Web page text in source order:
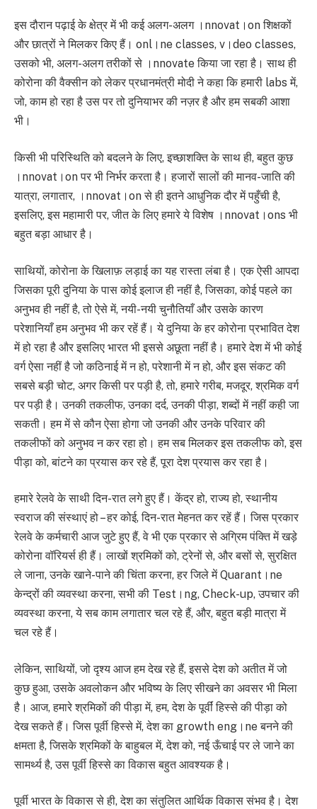
इस दौरान पढ़ाई के क्षेत्र में भी कई अलग-अलग ।nnovat।on शिक्षकों
और छात्रों ने मिलकर किए हैं। onl।ne classes, v।deo classes,
उसको भी, अलग-अलग तरीकों से ।nnovate किया जा रहा है। साथ ही
कोरोना की वैक्सीन को लेकर प्रधानमंत्री मोदी ने कहा कि हमारी labs में,
जो, काम हो रहा है उस पर तो दुनियाभर की नज़र है और हम सबकी आशा
भी।
किसी भी परिस्थिति को बदलने के लिए, इच्छाशक्ति के साथ ही, बहुत कुछ
।nnovat।on पर भी निर्भर करता है। हजारों सालों की मानव-जाति की
यात्रा, लगातार, ।nnovat।on से ही इतने आधुनिक दौर में पहुँची है,
इसलिए, इस महामारी पर, जीत के लिए हमारे ये विशेष ।nnovat।ons भी
बहुत बड़ा आधार है।
साथियों, कोरोना के खिलाफ़ लड़ाई का यह रास्ता लंबा है। एक ऐसी आपदा
जिसका पूरी दुनिया के पास कोई इलाज ही नहीं है, जिसका, कोई पहले का
अनुभव ही नहीं है, तो ऐसे में, नयी-नयी चुनौतियाँ और उसके कारण
परेशानियाँ हम अनुभव भी कर रहें हैं। ये दुनिया के हर कोरोना प्रभावित देश
में हो रहा है और इसलिए भारत भी इससे अछूता नहीं है। हमारे देश में भी कोई
वर्ग ऐसा नहीं है जो कठिनाई में न हो, परेशानी में न हो, और इस संकट की
सबसे बड़ी चोट, अगर किसी पर पड़ी है, तो, हमारे गरीब, मजदूर, श्रमिक वर्ग
पर पड़ी है। उनकी तकलीफ, उनका दर्द, उनकी पीड़ा, शब्दों में नहीं कही जा
सकती। हम में से कौन ऐसा होगा जो उनकी और उनके परिवार की
तकलीफों को अनुभव न कर रहा हो। हम सब मिलकर इस तकलीफ को, इस
पीड़ा को, बांटने का प्रयास कर रहे हैं, पूरा देश प्रयास कर रहा है।
हमारे रेलवे के साथी दिन-रात लगे हुए हैं। केंद्र हो, राज्य हो, स्थानीय
स्वराज की संस्थाएं हो – हर कोई, दिन-रात मेहनत कर रहें हैं। जिस प्रकार
रेलवे के कर्मचारी आज जुटे हुए हैं, वे भी एक प्रकार से अग्रिम पंक्ति में खड़े
कोरोना वॉरियर्स ही हैं। लाखों श्रमिकों को, ट्रेनों से, और बसों से, सुरक्षित
ले जाना, उनके खाने-पाने की चिंता करना, हर जिले में Quarant।ne
केन्द्रों की व्यवस्था करना, सभी की Test।ng, Check-up, उपचार की
व्यवस्था करना, ये सब काम लगातार चल रहे हैं, और, बहुत बड़ी मात्रा में
चल रहे हैं।
लेकिन, साथियों, जो दृश्य आज हम देख रहे हैं, इससे देश को अतीत में जो
कुछ हुआ, उसके अवलोकन और भविष्य के लिए सीखने का अवसर भी मिला
है। आज, हमारे श्रमिकों की पीड़ा में, हम, देश के पूर्वीं हिस्से की पीड़ा को
देख सकते हैं। जिस पूर्वी हिस्से में, देश का growth eng।ne बनने की
क्षमता है, जिसके श्रमिकों के बाहुबल में, देश को, नई ऊँचाई पर ले जाने का
सामर्थ्य है, उस पूर्वी हिस्से का विकास बहुत आवश्यक है।
पूर्वी भारत के विकास से ही, देश का संतुलित आर्थिक विकास संभव है। देश